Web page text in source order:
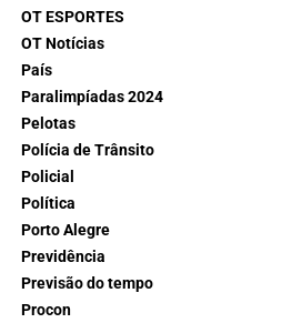
OT ESPORTES
OT Notícias
País
Paralimpíadas 2024
Pelotas
Polícia de Trânsito
Policial
Política
Porto Alegre
Previdência
Previsão do tempo
Procon